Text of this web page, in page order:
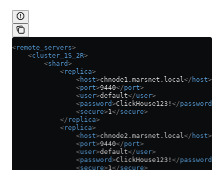
<remote_servers>
    <
cluster_1S_2R>
        <
shard>
            <
replica>
                <
host>chnode1.marsnet.local </ host>
                <
port>9440</port>
                <
user>default</user>
                <
password>ClickHouse123! </password
                <
secure>1 </secure>
            </
replica>
            <
replica>
                <
host>chnode2.marsnet.local </ host>
                <
port>9440</port>
                <
user>default</user>
                <
password>ClickHouse123! </password
                <
secure>1 </secure>